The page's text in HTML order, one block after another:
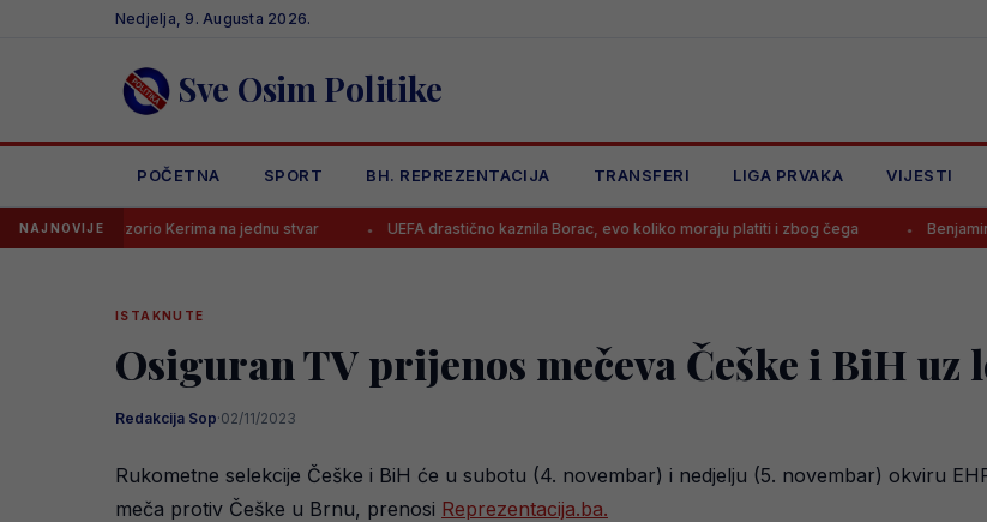
Nedjelja, 9. Augusta 2026.
Sve Osim Politike
POČETNA SPORT BH. REPREZENTACIJA TRANSFERI LIGA PRVAKA VIJESTI
NAJNOVIJE
Kerima na jednu stvar UEFA drastično kaznila Borac, evo koliko moraju platiti i zbog čega Benjamin Šehić
ISTAKNUTE
Osiguran TV prijenos mečeva Češke i BiH
Redakcija Sop·02/11/2023
Rukometne selekcije Češke i BiH će u subotu (4. novembar) i nedjelju (5. novembar) okviru
meča protiv Češke u Brnu, prenosi Reprezentacija.ba.